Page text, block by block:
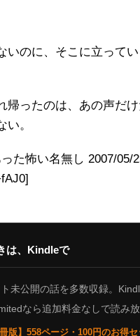
いのに、そこに立って
ったのは、あの声だけ
。
た怖い名無し 2007/05/
は、Kindleで
未公開の話を多数収録。
なら追加料金なしで読み放
冊版】558ページ・100円のお得